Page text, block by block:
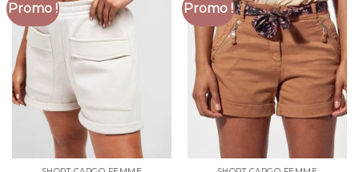
Promo ! Promo !